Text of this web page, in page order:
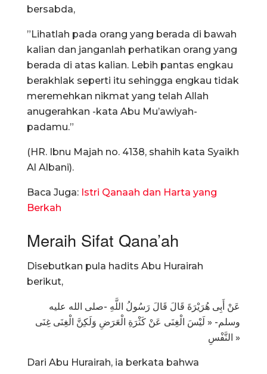
bersabda,
”Lihatlah pada orang yang berada di bawah
kalian dan janganlah perhatikan orang yang
berada di atas kalian. Lebih pantas engkau
berakhlak seperti itu sehingga engkau tidak
meremehkan nikmat yang telah Allah
anugerahkan -kata Abu Mu’awiyah-
padamu.”
(HR. Ibnu Majah no. 4138, shahih kata Syaikh
Al Albani).
Baca Juga: Istri Qanaah dan Harta yang
Berkah
Meraih Sifat Qana’ah
Disebutkan pula hadits Abu Hurairah
berikut,
عَنْ أَبِى هُرَيْرَةَ قَالَ قَالَ رَسُولُ اللَّهِ -صلى الله عليه
وسلم- « لَيْسَ الْغِنَى عَنْ كَثْرَةِ الْعَرَضِ وَلَكِنَّ الْغِنَى غِنَى
النَّفْسِ »
Dari Abu Hurairah, ia berkata bahwa